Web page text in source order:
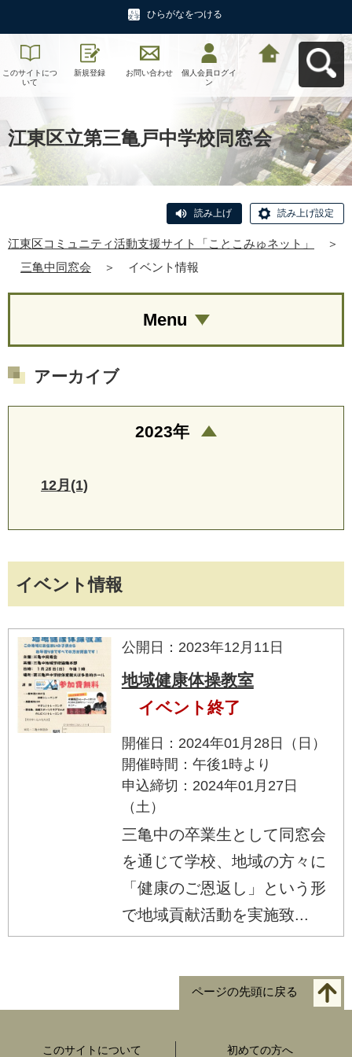
ひらがなをつける
このサイトにつ
いて
新規登録 お問い合わせ
個人会員ログイ
ン
ゅネット」へ戻
江東区立第三亀戸中学校同窓会
読み上げ 読み上げ設定
江東区コミュニティ活動支援サイト「ことこみゅネット」
＞
三亀中同窓会
＞ イベント情報
イベント情報
公開日：2023年12月11日
地域健康体操教室
イベント終了
開催日：2024年01月28日（日）
開催時間：午後1時より
申込締切：2024年01月27日
（土）
三亀中の卒業生として同窓会
を通じて学校、地域の方々に
「健康のご恩返し」という形
で地域貢献活動を実施致...
Menu
アーカイブ
2023年
12月(1)
ページの先頭に戻る
このサイトについて 初めての方へ